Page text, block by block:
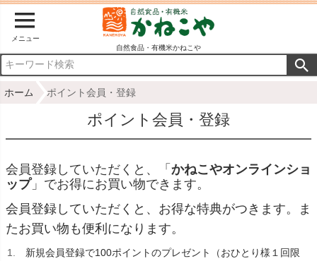
メニュー
自然食品・有機米かねこや
ホーム ポイント会員・登録
ポイント会員・登録
会員登録していただくと、「 かねこやオンラインショ
ップ」でお得にお買い物できます。
会員登録していただくと、お得な特典がつきます。ま
たお買い物も便利になります。
新規会員登録で100ポイントのプレゼント（おひとり様１回限